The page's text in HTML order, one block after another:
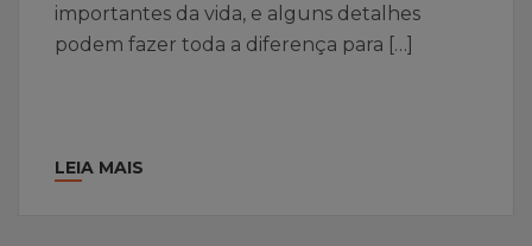
importantes da vida, e alguns detalhes
podem fazer toda a diferença para […]
LEIA MAIS